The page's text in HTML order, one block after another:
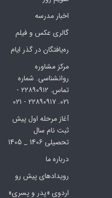
اخبار مدرسه
گالری عکس و فیلم
ره‌یافتگان در گذر ایام
مرکز مشاوره
روانشناسی. شماره
تماس. ۲۲۸۹۰۹۱۲ -
۰۲۱. ۲۲۸۹۰۹۱۷ - ۰۲۱
آغاز مرحله اول پیش
ثبت نام سال
تحصیلی 1406 _ 1405
درباره ما
رویدادهای پیش رو
اردوی «پدر و پسری»